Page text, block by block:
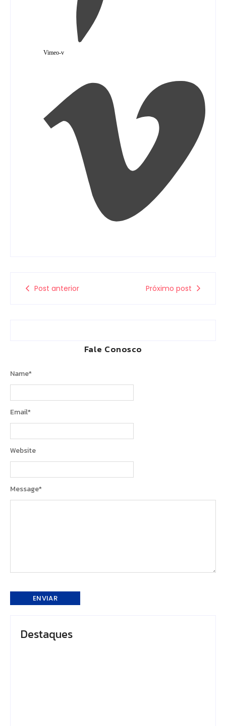
Vimeo-v
Post anterior Próximo post
Fale Conosco
Message*
Name*
Email*
Website
Destaques